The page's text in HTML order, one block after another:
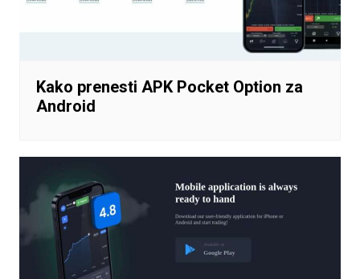
Kako prenesti APK Pocket Option za
Android